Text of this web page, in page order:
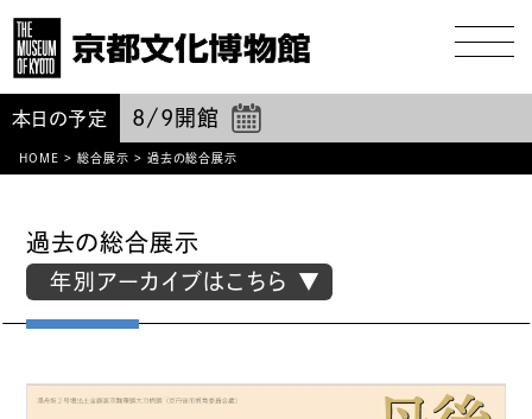
本日の予定 8/9 開館
HOME > 総合展示 > 過去の総合展示
過去の総合展示